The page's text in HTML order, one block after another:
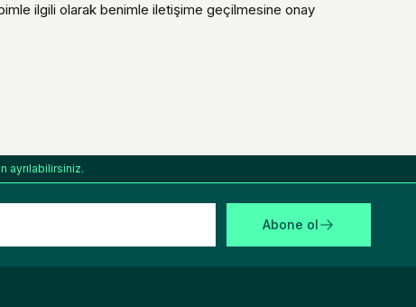
ilgili olarak benimle iletişime geçilmesine onay
ayrılabilirsiniz.
Abone ol